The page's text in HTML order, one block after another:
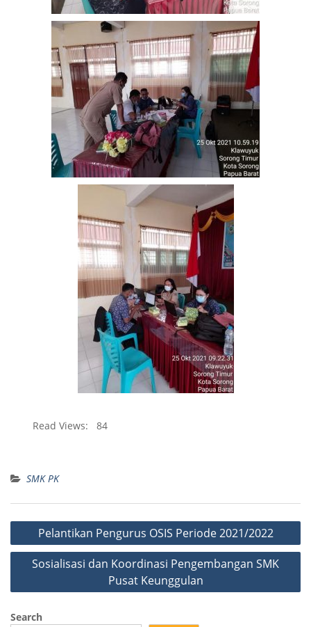
Read Views: 84
SMK PK
Pelantikan Pengurus OSIS Periode 2021/2022
Sosialisasi dan Koordinasi Pengembangan SMK
Pusat Keunggulan
Search